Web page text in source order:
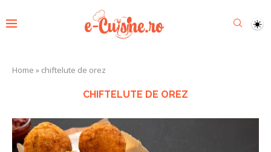
Home » chiftelute de orez
CHIFTELUTE DE OREZ